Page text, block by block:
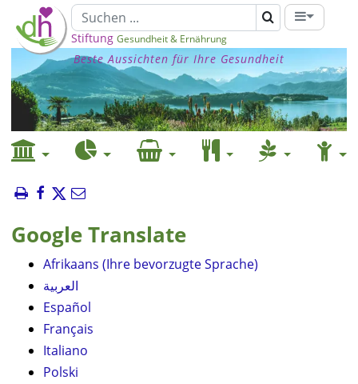
Stiftung Gesundheit & Ernährung
Beste Aussichten für Ihre Gesundheit
Google Translate
Afrikaans (Ihre bevorzugte Sprache)
العربية
Español
Français
Italiano
Polski